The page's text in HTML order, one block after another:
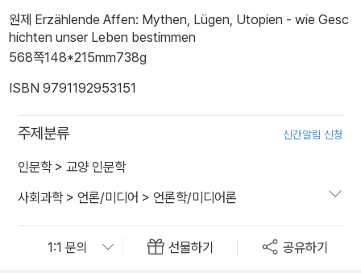
원제 Erzählende Affen: Mythen, Lügen, Utopien - wie Gesc
hichten unser Leben bestimmen
568쪽148*215mm738g
ISBN 9791192953151
주제분류 신간알림 신청
인문학> 교양 인문학
사회과학> 언론/미디어 > 언론학/미디어론
선물하기 공유하기